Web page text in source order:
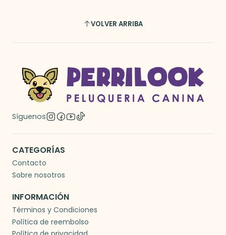
VOLVER ARRIBA
Síguenos
CATEGORÍAS
Contacto
Sobre nosotros
INFORMACIÓN
Términos y Condiciones
Política de reembolso